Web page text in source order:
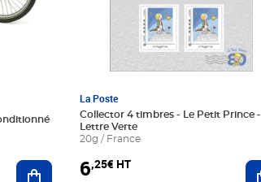
Ajouter au panier
La Poste
Collector 4 timbres - Le Petit Prince -
Lettre Verte
20g / France
6,25€ HT